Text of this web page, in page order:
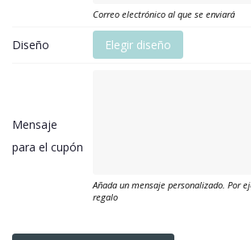
Correo electrónico al que se enviará
Diseño Elegir diseño
Mensaje
para el cupón
Añada un mensaje personalizado. Por
regalo